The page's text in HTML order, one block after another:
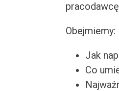
Obejmiemy:
Jak
Co